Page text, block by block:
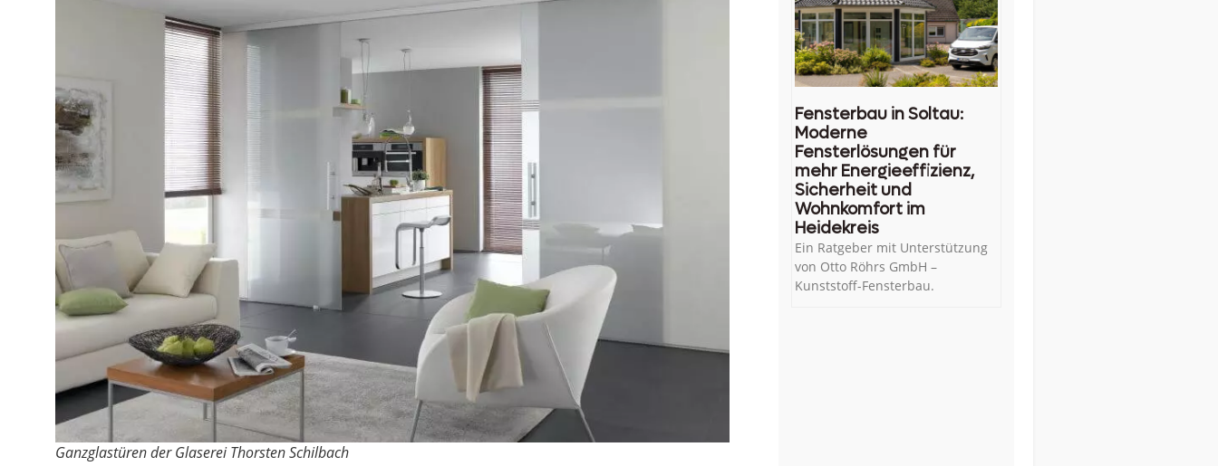
Ganzglastüren der Glaserei Thorsten Schilbach
Fensterbau in Soltau:
Moderne
Fensterlösungen für
mehr Energieeffizienz,
Sicherheit und
Wohnkomfort im
Heidekreis
Ein Ratgeber mit Unterstützung
von Otto Röhrs GmbH –
Kunststoff-Fensterbau.